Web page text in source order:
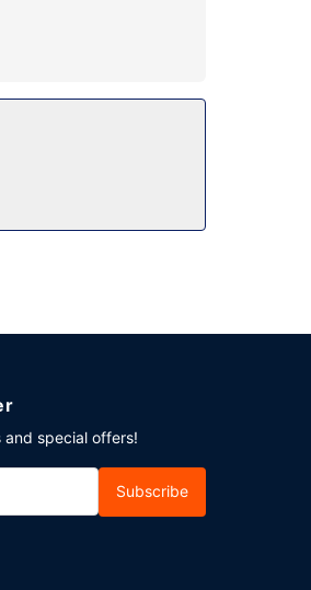
special offers!
Subscribe